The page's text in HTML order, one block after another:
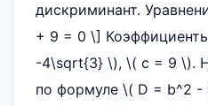
дискриминант.
+ 9 = 0 \]
-4\sqrt{3} \), \( c = 9 \).
по формуле \( D = b^2 -